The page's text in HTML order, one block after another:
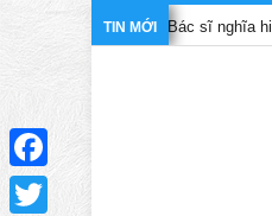
TIN MỚI
trong phim “Bác sĩ nghĩa hiệp”
Facebook